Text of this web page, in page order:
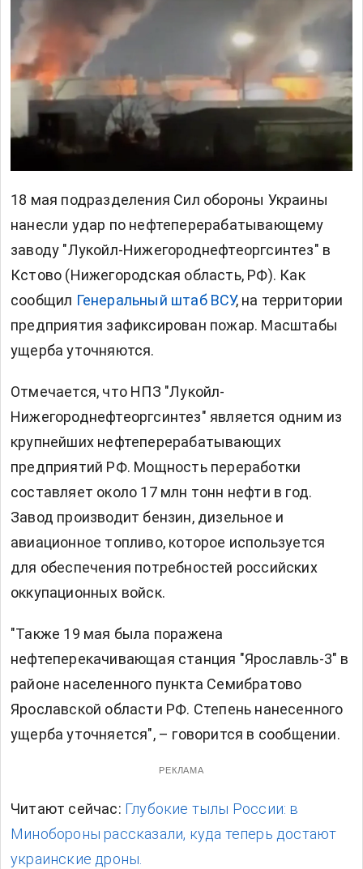
18 мая подразделения Сил обороны Украины
нанесли удар по нефтеперерабатывающему
заводу "Лукойл-Нижегороднефтеоргсинтез" в
Кстово (Нижегородская область, РФ). Как
сообщил Генеральный штаб ВСУ, на территории
предприятия зафиксирован пожар. Масштабы
ущерба уточняются.
Отмечается, что НПЗ "Лукойл-
Нижегороднефтеоргсинтез" является одним из
крупнейших нефтеперерабатывающих
предприятий РФ. Мощность переработки
составляет около 17 млн тонн нефти в год.
Завод производит бензин, дизельное и
авиационное топливо, которое используется
для обеспечения потребностей российских
оккупационных войск.
"Также 19 мая была поражена
нефтеперекачивающая станция "Ярославль-3" в
районе населенного пункта Семибратово
Ярославской области РФ. Степень нанесенного
ущерба уточняется", – говорится в сообщении.
РЕКЛАМА
Читают сейчас: Глубокие тылы России: в
Минобороны рассказали, куда теперь достают
украинские дроны.